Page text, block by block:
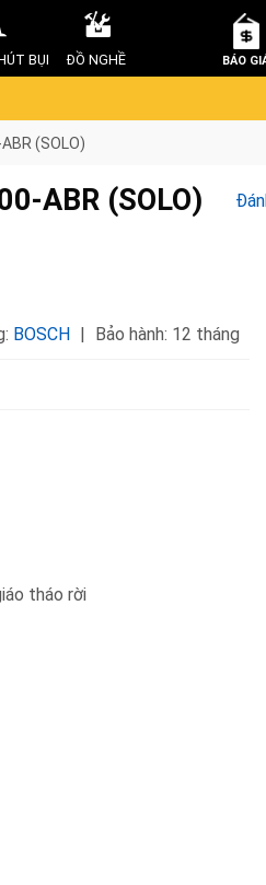
BỤI ĐỒ NGHỀ BÁO
(SOLO)
ABR (SOLO)
BOSCH Bảo hành: 12 tháng
tháo rời